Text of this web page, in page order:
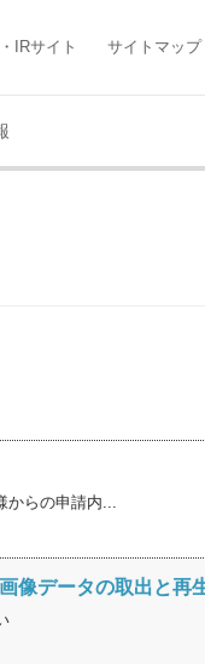
IRサイト サイトマップ
からの申請内...
像データの取出と再